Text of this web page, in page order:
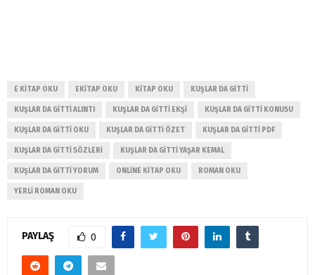
E KITAP OKU EKITAP OKU KITAP OKU KUŞLAR DA GITTI
KUŞLAR DA GITTI ALINTI KUŞLAR DA GITTI EKŞI KUŞLAR DA GITTI KONUSU
KUŞLAR DA GITTI OKU KUŞLAR DA GITTI ÖZET KUŞLAR DA GITTI PDF
KUŞLAR DA GITTI SÖZLERI KUŞLAR DA GITTI YAŞAR KEMAL
KUŞLAR DA GITTI YORUM ONLINE KITAP OKU ROMAN OKU
YERLI ROMAN OKU
PAYLAŞ 0